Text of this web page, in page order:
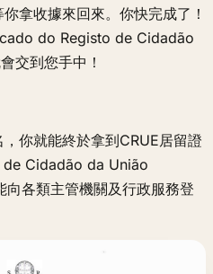
拿收據來回來。你快完成了！
do Registo de Cidadão
交到您手中！
你就能終於拿到CRUE居留證
Cidadão da União
各類主管機關及行政服務登